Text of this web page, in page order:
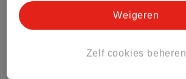
Bestel & Bezorginformatie
Zelf cookies beheren
Weigeren